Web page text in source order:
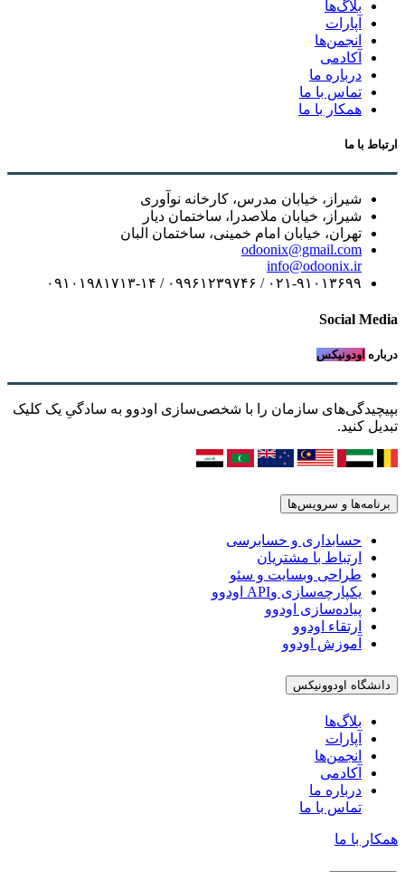
بلاگ‌ها
آپارات
انجمن‌ها
آکادمی
درباره ما
تماس با ما
همکار با ما
ارتباط با ما
شیراز، خیابان مدرس، کارخانه نوآوری
شیراز، خیابان ملاصدرا، ساختمان دیار
تهران، خیابان امام خمینی، ساختمان البان
odoonix@gmail.com
info@odoonix.ir
۰۲۱-۹۱۰۱۳۶۹۹ / ۰۹۹۶۱۲۳۹۷۴۶ / ۰۹۱۰۱۹۸۱۷۱۳-۱۴
Social Media
درباره اودونیکس
بپیچیدگی‌های سازمان را با شخصی‌سازی اودوو به سادگیِ یک کلیک
تبدیل کنید.
برنامه‌ها و سرویس‌ها
حسابداری و حسابرسی
ارتباط با مشتریان
طراحی وبسایت و سئو
یکپارچه‌سازی وAPI اودوو
پیاده‌سازی اودوو
ارتقاء اودوو
آموزش اودوو
دانشگاه اودوونیکس
بلاگ‌ها
آپارات
انجمن‌ها
آکادمی
درباره ما
تماس با ما
همکار با ما